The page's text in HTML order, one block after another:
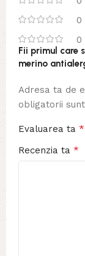
0
0
Fii primul care
merino
Adresa ta de
obligatorii
Evaluarea ta *
Recenzia ta *